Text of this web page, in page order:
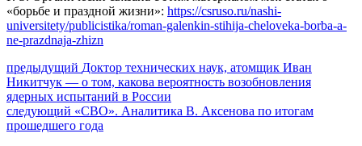
«борьбе и праздной жизни»: https://csruso.ru/nashi-
universitety/publicistika/roman-galenkin-stihija-cheloveka-borba-a-
ne-prazdnaja-zhizn
Навигация
по
записям
предыдущий Предыдущий
пост:
Доктор технических наук, атомщик Иван
Никитчук — о том, какова вероятность возобновления
ядерных испытаний в России
следующий Следующее
сообщение:
«СВО». Аналитика В. Аксенова по итогам
прошедшего года